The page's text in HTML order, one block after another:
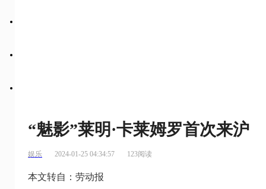
“魅影”莱明·卡莱姆罗首次来沪
娱乐 2024-01-25 04:34:57 123阅读
本文转自：劳动报